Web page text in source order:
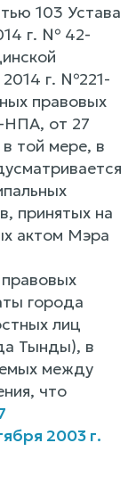
103 Устава
г. № 42-
г. №221-
правовых
НПА, от 27
той мере, в
принятых на
актом Мэра
города
лиц
Тынды), в
между
что
2003 г.